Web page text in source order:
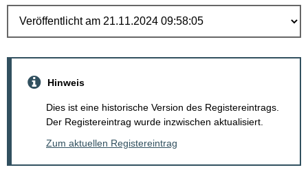
Hinweis
Dies ist eine historische Version des Registereintrags.
Der Registereintrag wurde inzwischen aktualisiert.
Zum aktuellen Registereintrag